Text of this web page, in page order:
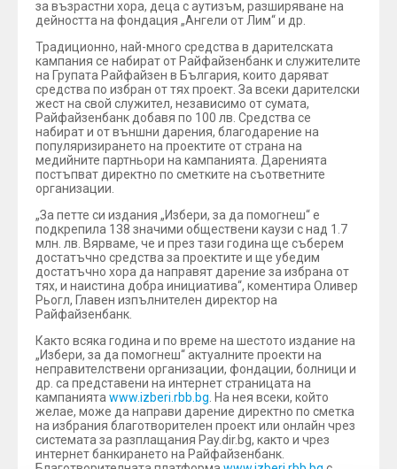
за възрастни хора, деца с аутизъм, разширяване на
дейността на фондация „Ангели от Лим“ и др.
Традиционно, най-много средства в дарителската
кампания се набират от Райфайзенбанк и служителите
на Групата Райфайзен в България, които даряват
средства по избран от тях проект. За всеки дарителски
жест на свой служител, независимо от сумата,
Райфайзенбанк добавя по 100 лв. Средства се
набират и от външни дарения, благодарение на
популяризирането на проектите от страна на
медийните партньори на кампанията. Даренията
постъпват директно по сметките на съответните
организации.
„За петте си издания „Избери, за да помогнеш“ е
подкрепила 138 значими обществени каузи с над 1.7
млн. лв. Вярваме, че и през тази година ще съберем
достатъчно средства за проектите и ще убедим
достатъчно хора да направят дарение за избрана от
тях, и наистина добра инициатива“, коментира Оливер
Рьогл, Главен изпълнителен директор на
Райфайзенбанк.
Както всяка година и по време на шестото издание на
„Избери, за да помогнеш“ актуалните проекти на
неправителствени организации, фондации, болници и
др. са представени на интернет страницата на
кампанията www.izberi.rbb.bg . На нея всеки, който
желае, може да направи дарение директно по сметка
на избрания благотворителен проект или онлайн чрез
системата за разплащания Pay.dir.bg, както и чрез
интернет банкирането на Райфайзенбанк.